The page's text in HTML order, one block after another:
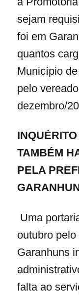
sejam
foi em
quantos
Município
pelo
dezembro/
TAMBÉM
PELA
Uma
outubro
Garanhuns
falta ao